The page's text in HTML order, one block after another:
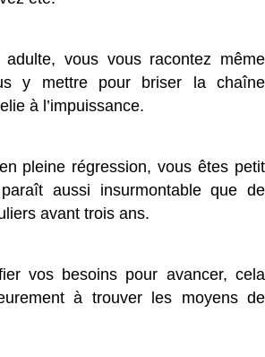
vous vous racontez même
y mettre pour briser la chaîne
à l’impuissance.
pleine régression, vous êtes petit
aussi insurmontable que de
avant trois ans.
vos besoins pour avancer, cela
à trouver les moyens de